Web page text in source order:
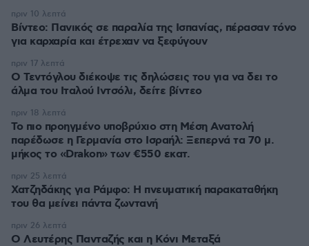
Βίντεο: Πανικός σε παραλία της Ισπανίας, πέρασαν τόνο
για καρχαρία και έτρεχαν να ξεφύγουν
πριν 10 λεπτά
Ο Τεντόγλου διέκοψε τις δηλώσεις του για να δει το
άλμα του Ιταλού Ιντσόλι, δείτε βίντεο
πριν 17 λεπτά
Το πιο προηγμένο υποβρύχιο στη Μέση Ανατολή
παρέδωσε η Γερμανία στο Ισραήλ: Ξεπερνά τα 70 μ.
μήκος το «Drakon» των €550 εκατ.
πριν 18 λεπτά
Χατζηδάκης για Ράμφο: Η πνευματική παρακαταθήκη
του θα μείνει πάντα ζωντανή
πριν 25 λεπτά
Ο Λευτέρης Πανταζής και η Κόνι Μεταξά
πριν 26 λεπτά